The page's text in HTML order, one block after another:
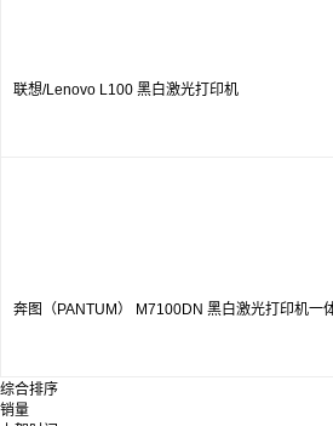
联想/Lenovo L100 黑白激光打印机
奔图（PANTUM） M7100DN 黑白激光打印机一
综合排序
销量